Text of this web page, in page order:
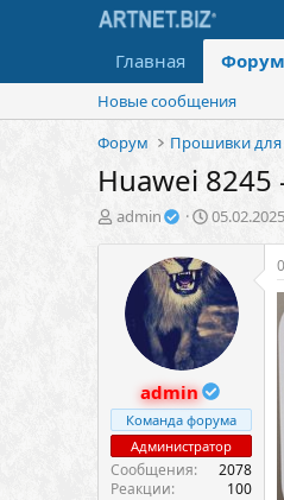
Главная Форум
Новые сообщения
Форум
Прошивки для
Huawei
А
admin
Д
а
н
а
ч
а
л
а
05.02.2025
admin
Команда форума
Администратор
Сообщения
2078
Реакции
100